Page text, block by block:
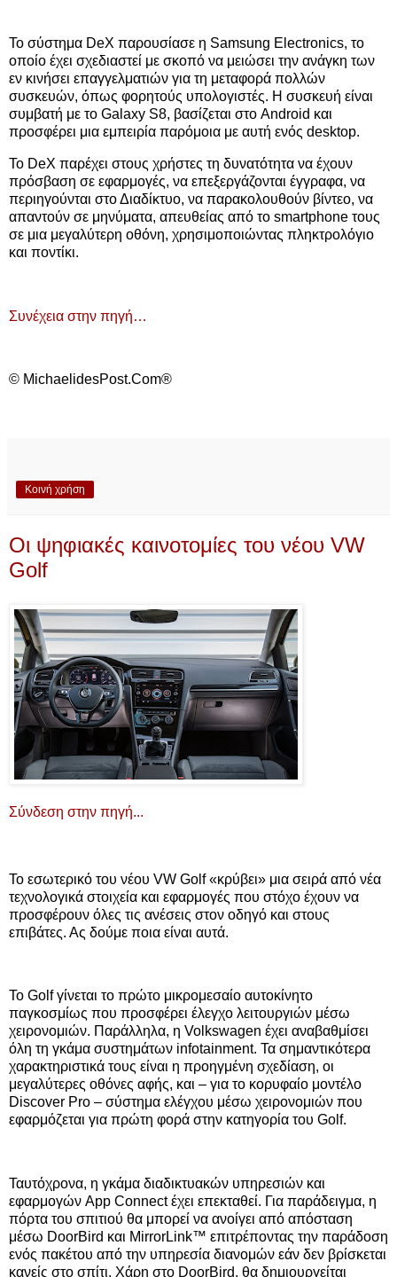
Το σύστημα DeX παρουσίασε η Samsung Electronics, το
οποίο έχει σχεδιαστεί με σκοπό να μειώσει την ανάγκη των
εν κινήσει επαγγελματιών για τη μεταφορά πολλών
συσκευών, όπως φορητούς υπολογιστές. Η συσκευή είναι
συμβατή με το Galaxy S8, βασίζεται στο Android και
προσφέρει μια εμπειρία παρόμοια με αυτή ενός desktop.
Το DeX παρέχει στους χρήστες τη δυνατότητα να έχουν
πρόσβαση σε εφαρμογές, να επεξεργάζονται έγγραφα, να
περιηγούνται στο Διαδίκτυο, να παρακολουθούν βίντεο, να
απαντούν σε μηνύματα, απευθείας από το smartphone τους
σε μια μεγαλύτερη οθόνη, χρησιμοποιώντας πληκτρολόγιο
και ποντίκι.
Συνέχεια στην πηγή…
© MichaelidesPost.Com®
Κοινή χρήση
Οι ψηφιακές καινοτομίες του νέου VW
Golf
Σύνδεση στην πηγή...
To εσωτερικό του νέου VW Golf «κρύβει» μια σειρά από νέα
τεχνολογικά στοιχεία και εφαρμογές που στόχο έχουν να
προσφέρουν όλες τις ανέσεις στον οδηγό και στους
επιβάτες. Ας δούμε ποια είναι αυτά.
Το Golf γίνεται το πρώτο μικρομεσαίο αυτοκίνητο
παγκοσμίως που προσφέρει έλεγχο λειτουργιών μέσω
χειρονομιών. Παράλληλα, η Volkswagen έχει αναβαθμίσει
όλη τη γκάμα συστημάτων infotainment. Τα σημαντικότερα
χαρακτηριστικά τους είναι η προηγμένη σχεδίαση, οι
μεγαλύτερες οθόνες αφής, και – για το κορυφαίο μοντέλο
Discover Pro – σύστημα ελέγχου μέσω χειρονομιών που
εφαρμόζεται για πρώτη φορά στην κατηγορία του Golf.
Ταυτόχρονα, η γκάμα διαδικτυακών υπηρεσιών και
εφαρμογών App Connect έχει επεκταθεί. Για παράδειγμα, η
πόρτα του σπιτιού θα μπορεί να ανοίγει από απόσταση
μέσω DoorBird και MirrorLink™ επιτρέποντας την παράδοση
ενός πακέτου από την υπηρεσία διανομών εάν δεν βρίσκεται
κανείς στο σπίτι. Χάρη στο DoorBird, θα δημιουργείται